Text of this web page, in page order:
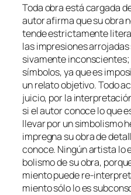
Toda obra es­tá car­ga­da
au­tor afir­ma que su obra
ten­de es­tric­ta­men­te
las im­pre­sio­nes
si­va­men­te
sím­bo­los, ya que es
un re­la­to ob­je­ti­vo. Todo
jui­cio, por la
si el au­tor co­no­ce lo que
lle­var por un sim­bo­lis­mo
im­preg­na su obra de
co­no­ce. Ningún ar­tis­ta lo
bo­lis­mo de su obra,
mien­to pue­de re-
mien­to só­lo lo es